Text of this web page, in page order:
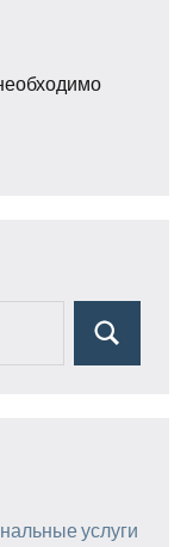
Поиск
услуги